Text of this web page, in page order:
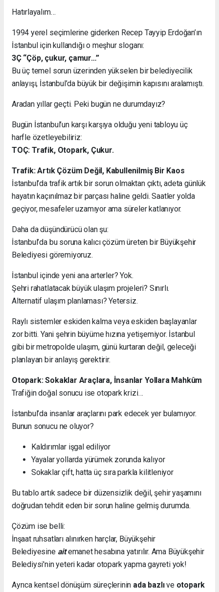
Hatırlayalım…
1994 yerel seçimlerine giderken Recep Tayyip Erdoğan’ın
İstanbul için kullandığı o meşhur sloganı:
3Ç “Çöp, çukur, çamur…”
Bu üç temel sorun üzerinden yükselen bir belediyecilik
anlayışı, İstanbul’da büyük bir değişimin kapısını aralamıştı.
Aradan yıllar geçti. Peki bugün ne durumdayız?
Bugün İstanbul’un karşı karşıya olduğu yeni tabloyu üç
harfle özetleyebiliriz:
TOÇ: Trafik, Otopark, Çukur.
Trafik: Artık Çözüm Değil, Kabullenilmiş Bir Kaos
İstanbul’da trafik artık bir sorun olmaktan çıktı, adeta günlük
hayatın kaçınılmaz bir parçası haline geldi. Saatler yolda
geçiyor, mesafeler uzamıyor ama süreler katlanıyor.
Daha da düşündürücü olan şu:
İstanbul’da bu soruna kalıcı çözüm üreten bir Büyükşehir
Belediyesi göremiyoruz.
İstanbul içinde yeni ana arterler? Yok.
Şehri rahatlatacak büyük ulaşım projeleri? Sınırlı.
Alternatif ulaşım planlaması? Yetersiz.
Raylı sistemler eskiden kalma veya eskiden başlayanlar
zor bitti. Yani şehrin büyüme hızına yetişemiyor. İstanbul
gibi bir metropolde ulaşım, günü kurtaran değil, geleceği
planlayan bir anlayış gerektirir.
Otopark: Sokaklar Araçlara, İnsanlar Yollara Mahkûm
Trafiğin doğal sonucu ise otopark krizi…
İstanbul’da insanlar araçlarını park edecek yer bulamıyor.
Bunun sonucu ne oluyor?
Kaldırımlar işgal ediliyor
Yayalar yollarda yürümek zorunda kalıyor
Sokaklar çift, hatta üç sıra parkla kilitleniyor
Bu tablo artık sadece bir düzensizlik değil, şehir yaşamını
doğrudan tehdit eden bir sorun haline gelmiş durumda.
Çözüm ise belli:
İnşaat ruhsatları alınırken harçlar, Büyükşehir
Belediyesine aitemanet hesabına yatırılır. Ama Büyükşehir
Belediysi'nin yeteri kadar otopark yapma gayreti yok!
Ayrıca kentsel dönüşüm süreçlerinin ada bazlıve otopark